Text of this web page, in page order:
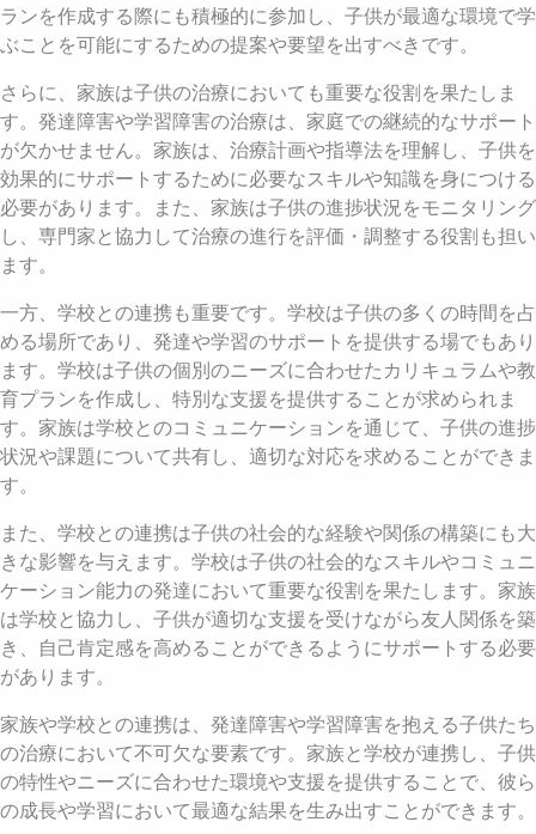
ランを作成する際にも積極的に参加し、子供が最適な環境で学
ぶことを可能にするための提案や要望を出すべきです。
さらに、家族は子供の治療においても重要な役割を果たしま
す。発達障害や学習障害の治療は、家庭での継続的なサポート
が欠かせません。家族は、治療計画や指導法を理解し、子供を
効果的にサポートするために必要なスキルや知識を身につける
必要があります。また、家族は子供の進捗状況をモニタリング
し、専門家と協力して治療の進行を評価・調整する役割も担い
ます。
一方、学校との連携も重要です。学校は子供の多くの時間を占
める場所であり、発達や学習のサポートを提供する場でもあり
ます。学校は子供の個別のニーズに合わせたカリキュラムや教
育プランを作成し、特別な支援を提供することが求められま
す。家族は学校とのコミュニケーションを通じて、子供の進捗
状況や課題について共有し、適切な対応を求めることができま
す。
また、学校との連携は子供の社会的な経験や関係の構築にも大
きな影響を与えます。学校は子供の社会的なスキルやコミュニ
ケーション能力の発達において重要な役割を果たします。家族
は学校と協力し、子供が適切な支援を受けながら友人関係を築
き、自己肯定感を高めることができるようにサポートする必要
があります。
家族や学校との連携は、発達障害や学習障害を抱える子供たち
の治療において不可欠な要素です。家族と学校が連携し、子供
の特性やニーズに合わせた環境や支援を提供することで、彼ら
の成長や学習において最適な結果を生み出すことができます。